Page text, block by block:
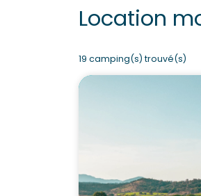
Location
19 camping(s) trouvé(s)